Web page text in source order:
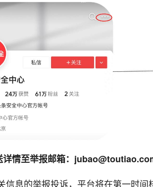
详情至举报邮箱：
信息的举报投诉，平台将在第一时间